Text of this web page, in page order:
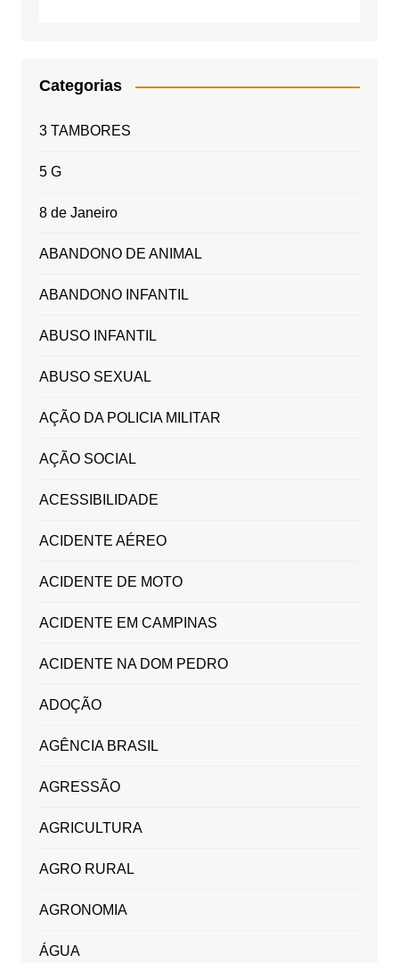
Categorias
3 TAMBORES
5 G
8 de Janeiro
ABANDONO DE ANIMAL
ABANDONO INFANTIL
ABUSO INFANTIL
ABUSO SEXUAL
AÇÃO DA POLICIA MILITAR
AÇÃO SOCIAL
ACESSIBILIDADE
ACIDENTE AÉREO
ACIDENTE DE MOTO
ACIDENTE EM CAMPINAS
ACIDENTE NA DOM PEDRO
ADOÇÃO
AGÊNCIA BRASIL
AGRESSÃO
AGRICULTURA
AGRO RURAL
AGRONOMIA
ÁGUA